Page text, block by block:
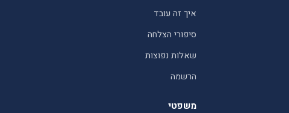
איך זה עובד
סיפורי הצלחה
שאלות נפוצות
הרשמה
משפטי